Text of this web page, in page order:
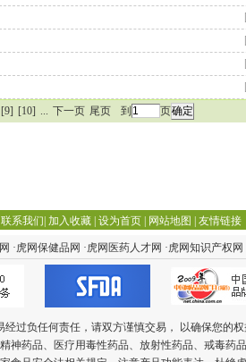
[9] [10] ... 下一页 尾页 到 页
联系我们 加入收藏 设为首页 网站地图 友情链接
·虎网保健品网 ·虎网医药人才网 ·虎网知识产权网
过负任何责任，请双方谨慎交易， 以确保您的权
神药品、医疗用毒性药品、放射性药品、戒毒药